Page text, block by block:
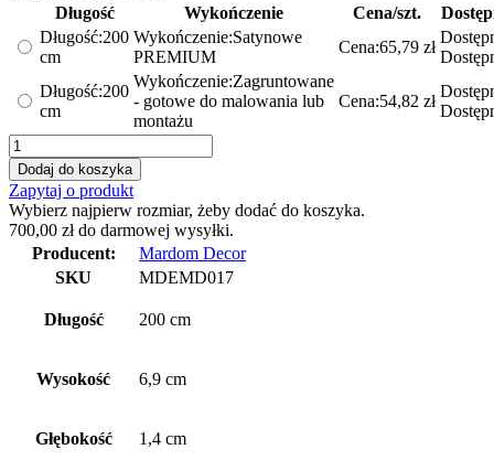
54,82 zł
do
65,79 zł
Długość Wykończenie Cena/szt.
Długość:200
cm
Wykończenie:Satynowe
PREMIUM
Cena:65,79 zł
Długość:200
cm
Wykończenie:Zagruntowane
- gotowe do malowania lub
montażu
Cena:54,82 zł
ilość
Listwa
przypodłogowa
MD017
Dodaj do koszyka
Zapytaj o produkt
Wybierz najpierw rozmiar, żeby dodać do koszyka.
700,00 złdo darmowej wysyłki.
Producent:
Mardom Decor
SKU
MDEMD017
Długość 200 cm
Wysokość 6,9 cm
Głębokość 1,4 cm